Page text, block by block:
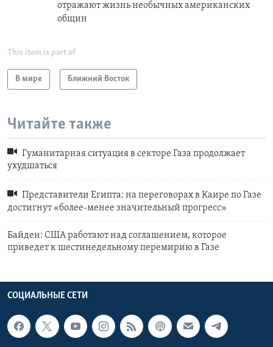
отражают жизнь необычных американских
общин
This item is part of
В мире Ближний Восток
Читайте также
Гуманитарная ситуация в секторе Газа продолжает
ухудшаться
Представители Египта: на переговорах в Каире по Газе
достигнут «более-менее значительный прогресс»
Байден: США работают над соглашением, которое
приведет к шестинедельному перемирию в Газе
СОЦИАЛЬНЫЕ СЕТИ